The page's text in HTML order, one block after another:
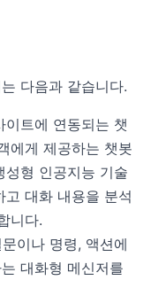
다음과 같습니다.
이트에 연동되는 챗
에게 제공하는 챗봇
형 인공지능 기술
대화 내용을 분석
니다.
이나 명령, 액션에
대화형 메신저를